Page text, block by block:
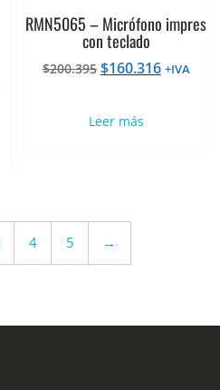
RMN5065 – Micrófono impres
con teclado
$200.395 El
era:
$160.316El+IVA
Leer más
4 5 →